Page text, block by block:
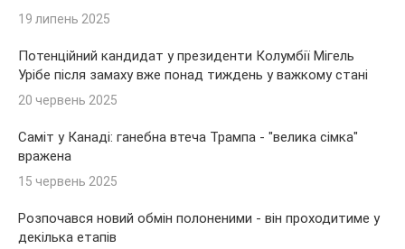
19 липень 2025
Потенційний кандидат у президенти Колумбії Мігель
Урібе після замаху вже понад тиждень у важкому стані
20 червень 2025
Саміт у Канаді: ганебна втеча Трампа - "велика сімка"
вражена
15 червень 2025
Розпочався новий обмін полоненими - він проходитиме у
декілька етапів